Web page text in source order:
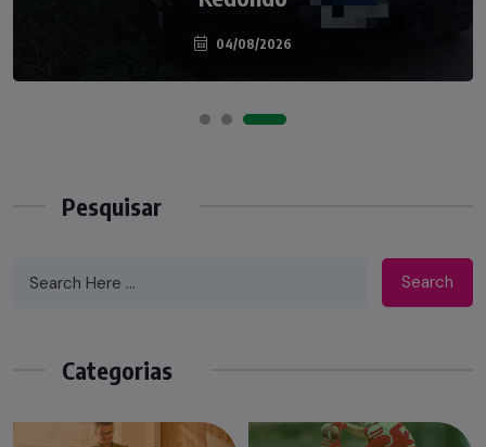
04/08/2026
07/08/2026
Pesquisar
Search
Categorias